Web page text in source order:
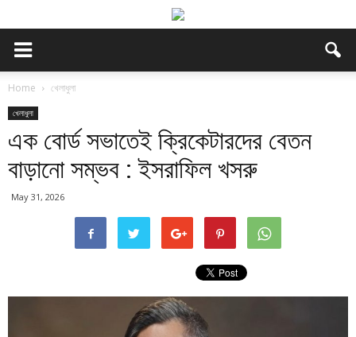
Home খেলাধুলা
খেলাধুলা
এক বোর্ড সভাতেই ক্রিকেটারদের বেতন
বাড়ানো সম্ভব : ইসরাফিল খসরু
May 31, 2026